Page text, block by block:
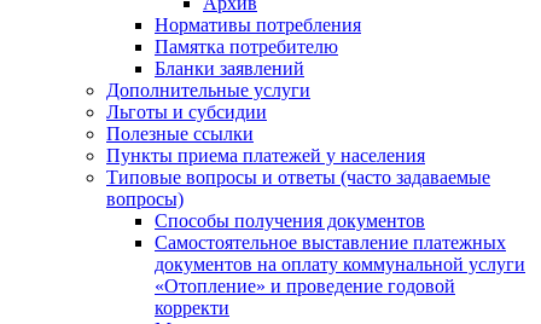
Нормативы потребления
Памятка потребителю
Бланки заявлений
Дополнительные услуги
Льготы и субсидии
Полезные ссылки
Пункты приема платежей у населения
Типовые вопросы и ответы (часто задаваемые
вопросы)
Способы получения документов
Самостоятельное выставление платежных
документов на оплату коммунальной услуги
«Отопление» и проведение годовой
корректи